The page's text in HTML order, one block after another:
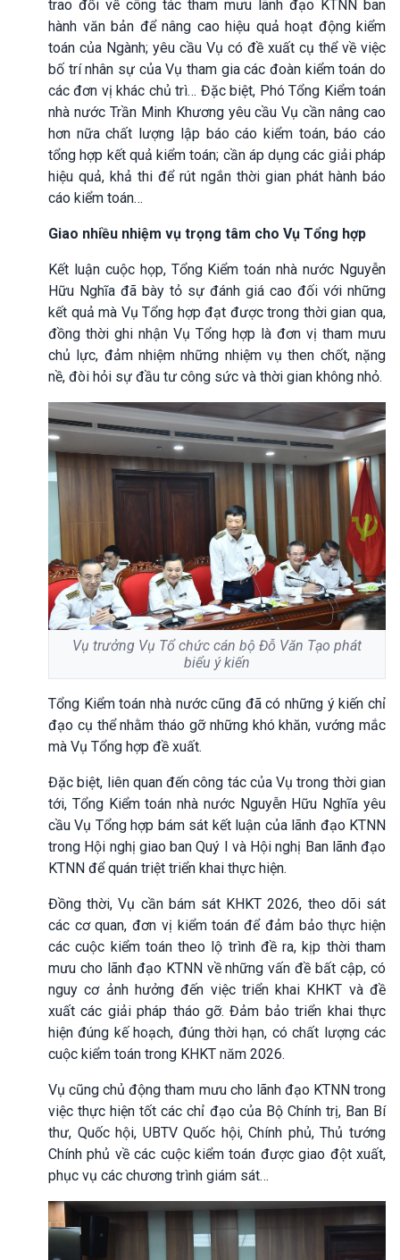
trao đổi về công tác tham mưu lãnh đạo KTNN ban
hành văn bản để nâng cao hiệu quả hoạt động kiểm
toán của Ngành; yêu cầu Vụ có đề xuất cụ thể về việc
bố trí nhân sự của Vụ tham gia các đoàn kiểm toán do
các đơn vị khác chủ trì… Đặc biệt, Phó Tổng Kiểm toán
nhà nước Trần Minh Khương yêu cầu Vụ cần nâng cao
hơn nữa chất lượng lập báo cáo kiểm toán, báo cáo
tổng hợp kết quả kiểm toán; cần áp dụng các giải pháp
hiệu quả, khả thi để rút ngắn thời gian phát hành báo
cáo kiểm toán…
Giao nhiều nhiệm vụ trọng tâm cho Vụ Tổng hợp
Kết luận cuộc họp, Tổng Kiểm toán nhà nước Nguyễn
Hữu Nghĩa đã bày tỏ sự đánh giá cao đối với những
kết quả mà Vụ Tổng hợp đạt được trong thời gian qua,
đồng thời ghi nhận Vụ Tổng hợp là đơn vị tham mưu
chủ lực, đảm nhiệm những nhiệm vụ then chốt, nặng
nề, đòi hỏi sự đầu tư công sức và thời gian không nhỏ.
Vụ trưởng Vụ Tổ chức cán bộ Đỗ Văn Tạo phát
biểu ý kiến
Tổng Kiểm toán nhà nước cũng đã có những ý kiến chỉ
đạo cụ thể nhằm tháo gỡ những khó khăn, vướng mắc
mà Vụ Tổng hợp đề xuất.
Đặc biệt, liên quan đến công tác của Vụ trong thời gian
tới, Tổng Kiểm toán nhà nước Nguyễn Hữu Nghĩa yêu
cầu Vụ Tổng hợp bám sát kết luận của lãnh đạo KTNN
trong Hội nghị giao ban Quý I và Hội nghị Ban lãnh đạo
KTNN để quán triệt triển khai thực hiện.
Đồng thời, Vụ cần bám sát KHKT 2026, theo dõi sát
các cơ quan, đơn vị kiểm toán để đảm bảo thực hiện
các cuộc kiểm toán theo lộ trình đề ra, kịp thời tham
mưu cho lãnh đạo KTNN về những vấn đề bất cập, có
nguy cơ ảnh hưởng đến việc triển khai KHKT và đề
xuất các giải pháp tháo gỡ. Đảm bảo triển khai thực
hiện đúng kế hoạch, đúng thời hạn, có chất lượng các
cuộc kiểm toán trong KHKT năm 2026.
Vụ cũng chủ động tham mưu cho lãnh đạo KTNN trong
việc thực hiện tốt các chỉ đạo của Bộ Chính trị, Ban Bí
thư, Quốc hội, UBTV Quốc hội, Chính phủ, Thủ tướng
Chính phủ về các cuộc kiểm toán được giao đột xuất,
phục vụ các chương trình giám sát…